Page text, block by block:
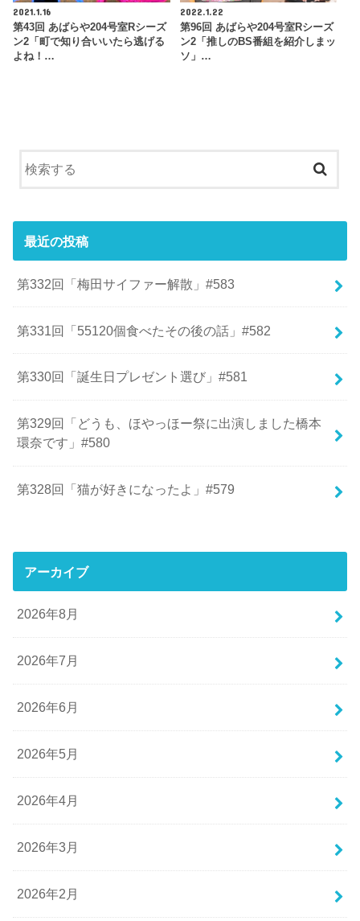
2021.1.16
第43回 あばらや204号室Rシーズ
ン2「町で知り合いいたら逃げる
よね！…
2022.1.22
第96回 あばらや204号室Rシーズ
ン2「推しのBS番組を紹介しまッ
ソ」…
最近の投稿
第332回「梅田サイファー解散」#583
第331回「55120個食べたその後の話」#582
第330回「誕生日プレゼント選び」#581
第329回「どうも、ほやっほー祭に出演しました橋本
環奈です」#580
第328回「猫が好きになったよ」#579
アーカイブ
2026年8月
2026年7月
2026年6月
2026年5月
2026年4月
2026年3月
2026年2月